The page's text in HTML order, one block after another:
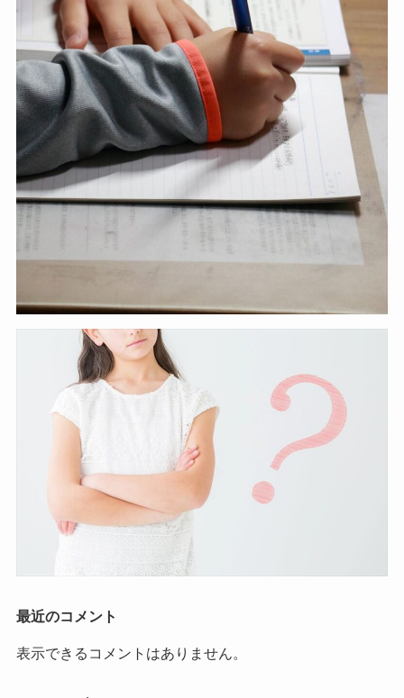
最近のコメント
表示できるコメントはありません。